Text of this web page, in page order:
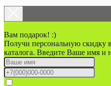
Вам подарок! :)
Получи персональную скидку
каталога. Введите Ваше имя и